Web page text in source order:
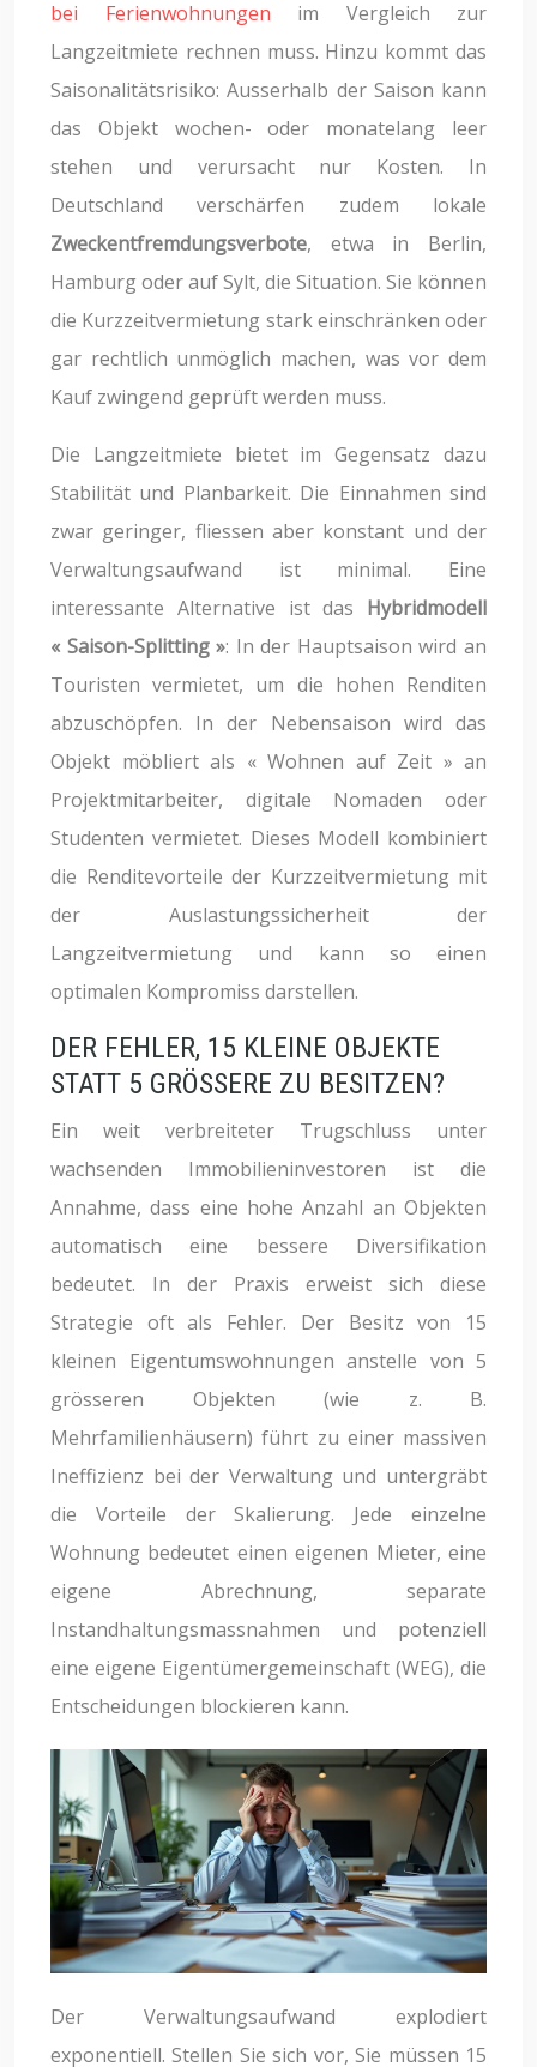
bei Ferienwohnungen im Vergleich zur
Langzeitmiete rechnen muss. Hinzu kommt das
Saisonalitätsrisiko: Ausserhalb der Saison kann
das Objekt wochen- oder monatelang leer
stehen und verursacht nur Kosten. In
Deutschland verschärfen zudem lokale
Zweckentfremdungsverbote, etwa in Berlin,
Hamburg oder auf Sylt, die Situation. Sie können
die Kurzzeitvermietung stark einschränken oder
gar rechtlich unmöglich machen, was vor dem
Kauf zwingend geprüft werden muss.
Die Langzeitmiete bietet im Gegensatz dazu
Stabilität und Planbarkeit. Die Einnahmen sind
zwar geringer, fliessen aber konstant und der
Verwaltungsaufwand ist minimal. Eine
interessante Alternative ist das Hybridmodell
« Saison-Splitting »: In der Hauptsaison wird an
Touristen vermietet, um die hohen Renditen
abzuschöpfen. In der Nebensaison wird das
Objekt möbliert als « Wohnen auf Zeit » an
Projektmitarbeiter, digitale Nomaden oder
Studenten vermietet. Dieses Modell kombiniert
die Renditevorteile der Kurzzeitvermietung mit
der Auslastungssicherheit der
Langzeitvermietung und kann so einen
optimalen Kompromiss darstellen.
DER FEHLER, 15 KLEINE OBJEKTE
STATT 5 GRÖSSERE ZU BESITZEN?
Ein weit verbreiteter Trugschluss unter
wachsenden Immobilieninvestoren ist die
Annahme, dass eine hohe Anzahl an Objekten
automatisch eine bessere Diversifikation
bedeutet. In der Praxis erweist sich diese
Strategie oft als Fehler. Der Besitz von 15
kleinen Eigentumswohnungen anstelle von 5
grösseren Objekten (wie z. B.
Mehrfamilienhäusern) führt zu einer massiven
Ineffizienz bei der Verwaltung und untergräbt
die Vorteile der Skalierung. Jede einzelne
Wohnung bedeutet einen eigenen Mieter, eine
eigene Abrechnung, separate
Instandhaltungsmassnahmen und potenziell
eine eigene Eigentümergemeinschaft (WEG), die
Entscheidungen blockieren kann.
Der Verwaltungsaufwand explodiert
exponentiell. Stellen Sie sich vor, Sie müssen 15